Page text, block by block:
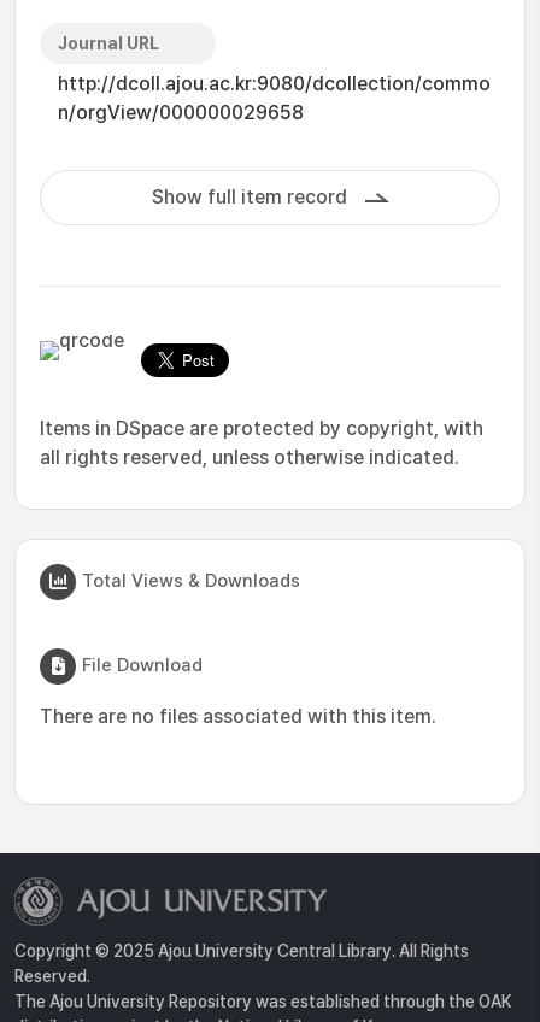
Journal URL
http://dcoll.ajou.ac.kr:9080/dcollection/commo
n/orgView/000000029658
Show full item record
Items in DSpace are protected by copyright, with
all rights reserved, unless otherwise indicated.
Total Views & Downloads
File Download
There are no files associated with this item.
Copyright © 2025 Ajou University Central Library. All Rights
Reserved.
The Ajou University Repository was established through the OAK